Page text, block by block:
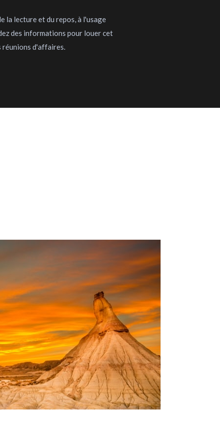
la lecture et du repos, à l'usage
des informations pour louer cet
réunions d'affaires.